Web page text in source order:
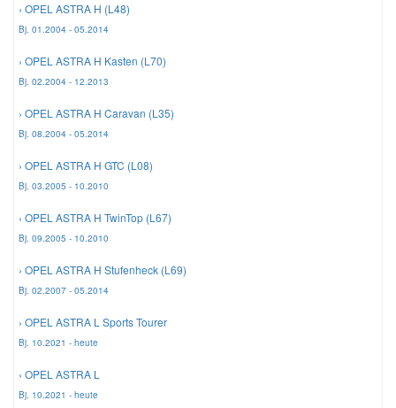
› OPEL ASTRA H (L48)
Bj. 01.2004 - 05.2014
› OPEL ASTRA H Kasten (L70)
Bj. 02.2004 - 12.2013
› OPEL ASTRA H Caravan (L35)
Bj. 08.2004 - 05.2014
› OPEL ASTRA H GTC (L08)
Bj. 03.2005 - 10.2010
› OPEL ASTRA H TwinTop (L67)
Bj. 09.2005 - 10.2010
› OPEL ASTRA H Stufenheck (L69)
Bj. 02.2007 - 05.2014
› OPEL ASTRA L Sports Tourer
Bj. 10.2021 - heute
› OPEL ASTRA L
Bj. 10.2021 - heute
Jeep Ersatzteile
Kia Ersatzteile
Lancia Ersatzteile
Mazda Ersatzteile
Mercedes Ersatzteile
Mitsubishi Ersatzteile
Nissan Ersatzteile